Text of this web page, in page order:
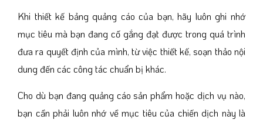
Khi thiết kế bảng quảng cáo của bạn, hãy luôn ghi nhớ
mục tiêu mà bạn đang cố gắng đạt được trong quá trình
đưa ra quyết định của mình, từ việc thiết kế, soạn thảo nội
dung đến các công tác chuẩn bị khác.
Cho dù bạn đang quảng cáo sản phẩm hoặc dịch vụ nào,
bạn cần phải luôn nhớ về mục tiêu của chiến dịch này là